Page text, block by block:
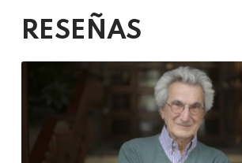
RESEÑAS